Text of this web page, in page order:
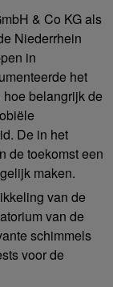
& Co KG als
Niederrhein
in
het
belangrijk de
De in het
de toekomst een
maken.
van de
van de
schimmels
voor de